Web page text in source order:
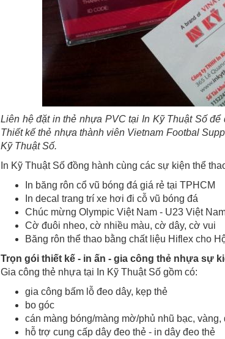
Liên hệ đặt in thẻ nhựa PVC tại In Kỹ Thuật Số
Thiết kế thẻ nhựa thành viên Vietnam Footbal
Kỹ Thuật Số.
In Kỹ Thuật Số đồng hành cùng các sự kiện thể
In băng rôn cổ vũ bóng đá giá rẻ tại TPHCM
In decal trang trí xe hơi đi cỗ vũ bóng đá
Chúc mừng Olympic Việt Nam - U23 Việt
Cờ đuôi nheo, cờ nhiều màu, cờ dây, cờ vui
Băng rôn thể thao bằng chất liệu Hiflex cho
Trọn gói thiết kế - in ấn - gia công thẻ nhựa sự
Gia công thẻ nhựa tại In Kỹ Thuật Số gồm có:
gia công bấm lỗ đeo dây, kẹp thẻ
bo góc
cán màng bóng/màng mờ/phủ nhũ bạc, vàng,
hỗ trợ cung cấp dây đeo thẻ - in dây đeo thẻ